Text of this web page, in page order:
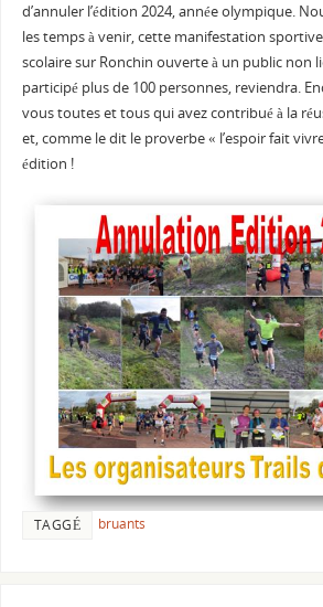
d’annuler l’édition 2024, année olympique.
les temps à venir, cette manifestation
scolaire sur Ronchin ouverte à un public non
participé plus de 100 personnes, reviendra.
vous toutes et tous qui avez contribué à la
et, comme le dit le proverbe « l’espoir fait
édition !
TAGGÉ bruants